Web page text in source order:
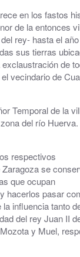
en los fastos
de la entonces
rey- hasta el
sus tierras
de
vecindario de
Temporal de la
del río Huerva.
respectivos
se
que ocupan
hacerlos pasar
influencia tanto
del rey Juan II
y Muel,